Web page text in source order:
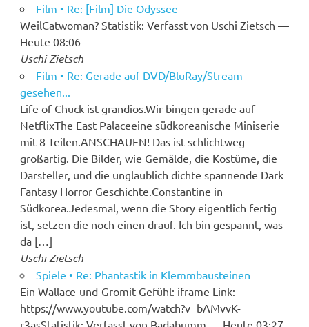
Film • Re: [Film] Die Odyssee
WeilCatwoman? Statistik: Verfasst von Uschi Zietsch —
Heute 08:06
Uschi Zietsch
Film • Re: Gerade auf DVD/BluRay/Stream
gesehen...
Life of Chuck ist grandios.Wir bingen gerade auf
NetflixThe East Palaceeine südkoreanische Miniserie
mit 8 Teilen.ANSCHAUEN! Das ist schlichtweg
großartig. Die Bilder, wie Gemälde, die Kostüme, die
Darsteller, und die unglaublich dichte spannende Dark
Fantasy Horror Geschichte.Constantine in
Südkorea.Jedesmal, wenn die Story eigentlich fertig
ist, setzen die noch einen drauf. Ich bin gespannt, was
da […]
Uschi Zietsch
Spiele • Re: Phantastik in Klemmbausteinen
Ein Wallace-und-Gromit-Gefühl: iframe Link:
https://www.youtube.com/watch?v=bAMvvK-